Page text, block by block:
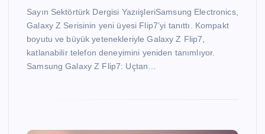
Sayın Sektörtürk Dergisi YazıişleriSamsung Electronics,
Galaxy Z Serisinin yeni üyesi Flip7’yi tanıttı. Kompakt
boyutu ve büyük yetenekleriyle Galaxy Z Flip7,
katlanabilir telefon deneyimini yeniden tanımlıyor.
Samsung Galaxy Z Flip7: Uçtan…